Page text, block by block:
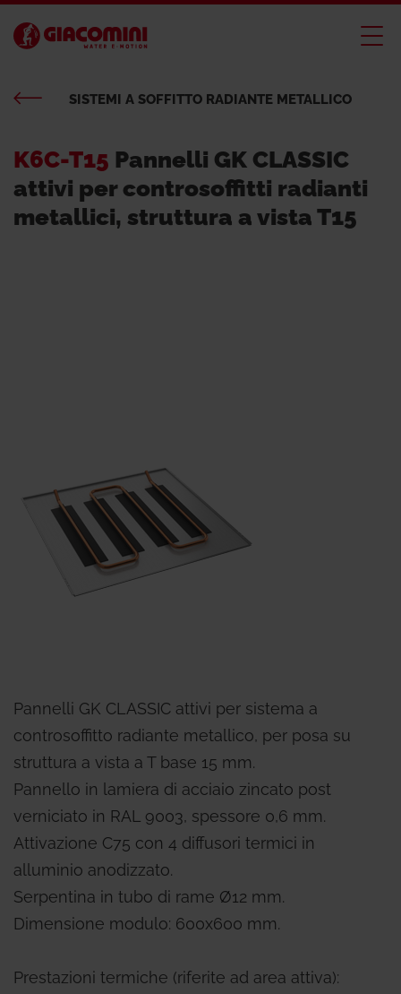
SISTEMI A SOFFITTO RADIANTE METALLICO
K6C-T15 Pannelli GK CLASSIC
attivi per controsoffitti radianti
metallici, struttura a vista T15
Pannelli GK CLASSIC attivi per sistema a
controsoffitto radiante metallico, per posa su
struttura a vista a T base 15 mm.
Pannello in lamiera di acciaio zincato post
verniciato in RAL 9003, spessore 0,6 mm.
Attivazione C75 con 4 diffusori termici in
alluminio anodizzato.
Serpentina in tubo di rame Ø12 mm.
Dimensione modulo: 600x600 mm.
Prestazioni termiche (riferite ad area attiva):